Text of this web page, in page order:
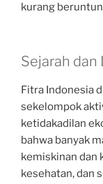
kurang
Sejarah
Fitra Indonesia
sekelompok
ketidakadilan
bahwa banyak
kemiskinan dan
kesehatan, dan